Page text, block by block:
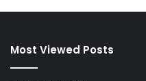
Most Viewed Posts